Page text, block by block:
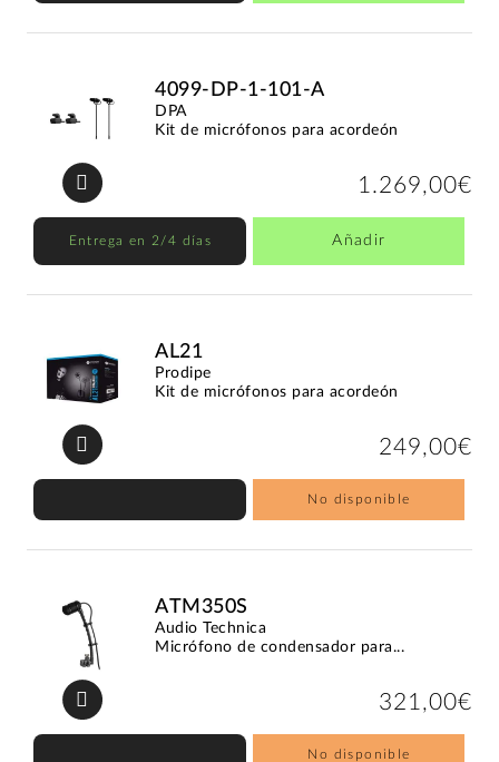
4099-DP-1-101-A
DPA
Kit de micrófonos para acordeón
1.269,00€
Entrega en 2/4 días Añadir
AL21
Prodipe
Kit de micrófonos para acordeón
249,00€
No disponible
ATM350S
Audio Technica
Micrófono de condensador para...
321,00€
No disponible